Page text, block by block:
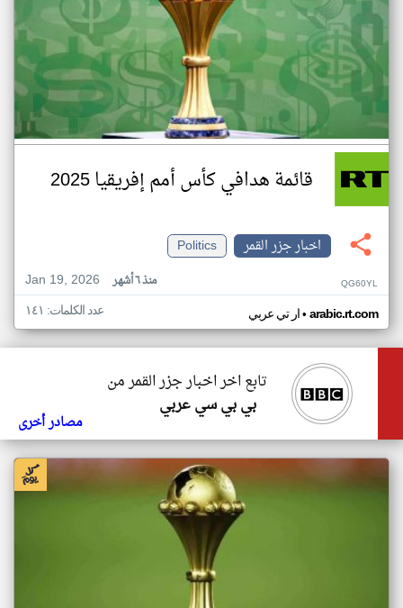
قائمة هدافي كأس أمم إفريقيا 2025
اخبار جزر القمر
Politics
Jan 19, 2026
منذ ٦ أشهر QG60YL
ار تي عربي• arabic.rt.com عدد الكلمات: ١٤١
تابع اخر اخبار جزر القمر من
بي بي سي عربي
مصادر أخرى